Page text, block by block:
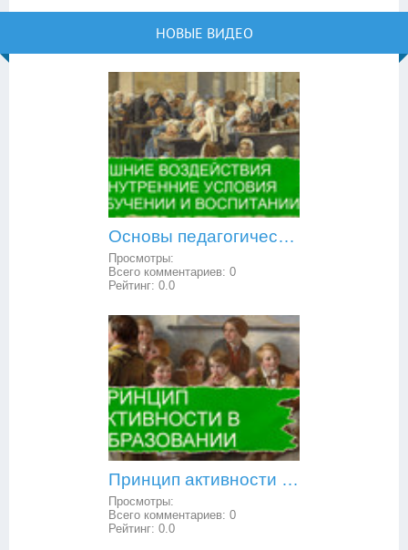
НОВЫЕ ВИДЕО
Основы педагогической психологии: внешние воздействия и внутренние условия в обучении и воспитании
Просмотры:
Всего комментариев: 0
Рейтинг: 0.0
Принцип активности в образовании
Просмотры:
Всего комментариев: 0
Рейтинг: 0.0